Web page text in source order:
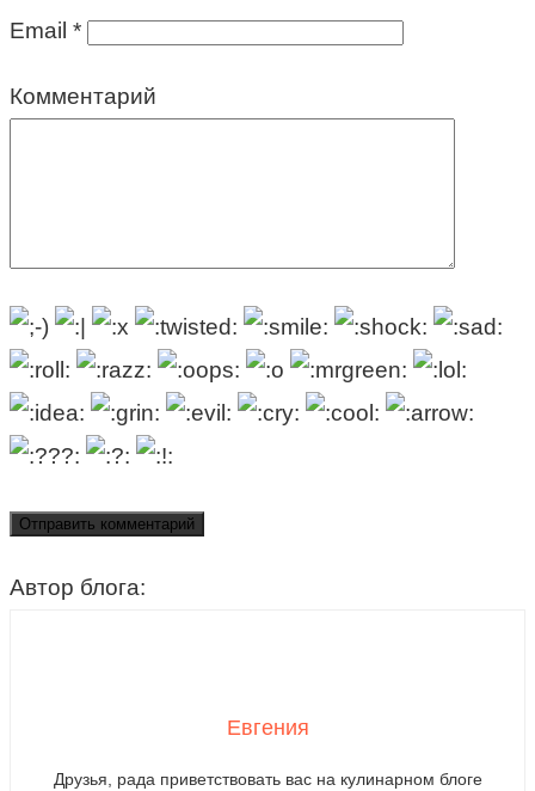
Email *
Комментарий
Автор блога:
Евгения
Друзья, рада приветствовать вас на кулинарном блоге